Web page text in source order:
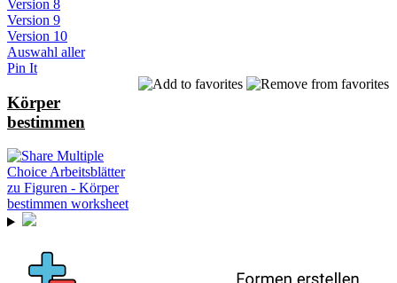
Version 8
Version 9
Version 10
Auswahl aller
Pin It
Körper
bestimmen